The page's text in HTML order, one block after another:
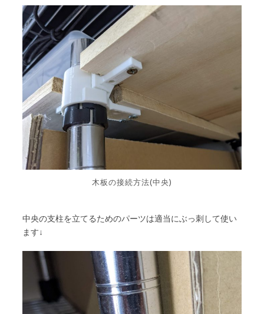
木板の接続方法(中央)
中央の支柱を立てるためのパーツは適当にぶっ刺して使い
ます↓